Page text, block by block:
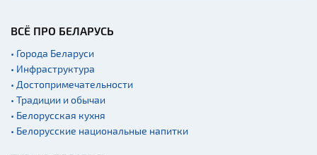
Производства
Военная история
Мастер-классы
Квесты
Новости
ВСЁ ПРО БЕЛАРУСЬ
• Города Беларуси
• Инфраструктура
• Достопримечательности
• Традиции и обычаи
• Белорусская кухня
• Белорусские национальные напитки